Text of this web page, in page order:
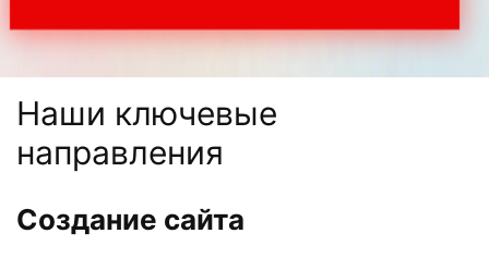
Наши ключевые
направления
Создание сайта